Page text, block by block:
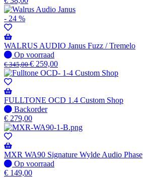
- 24 %
WALRUS AUDIO Janus Fuzz / Tremelo
Op
voorraad
Op voorraad
€345,00€ 259,00
FULLTONE OCD 1.4 Custom Shop
Niet
op
voorraad
-
Wordt
verzonden
wanneer
beschikbaar
Backorder
€ 279,00
MXR WA90 Signature Wylde Audio Phase
Op
voorraad
Op voorraad
€ 149,00